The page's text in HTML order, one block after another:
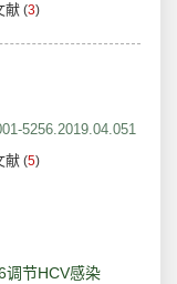
献 (3)
5256.2019.04.051
献 (5)
调节HCV感染